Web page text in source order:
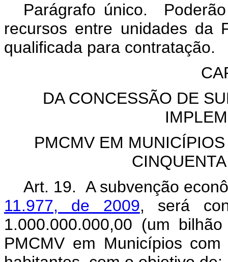
Parágrafo único.
recursos entre unidades da
qualificada para contratação.
DA CONCESSÃO DE
PMCMV EM
Art. 19. A subvenção
11.977, de 2009, será
1.000.000.000,00 (um
PMCMV em Municípios